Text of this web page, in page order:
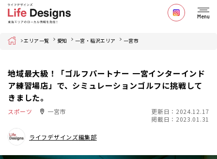
Menu
Home エリア一覧 愛知 一宮・稲沢エリア 一宮市
地域最大級！「ゴルフパートナー 一宮インターインド
ア練習場店」で、シミュレーションゴルフに挑戦して
きました。
スポーツ 一宮市
更新日：2024.12.17
掲載日：2023.01.31
ライフデザインズ編集部